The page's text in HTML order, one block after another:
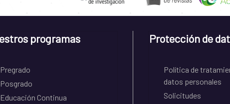
programas
Pregrado
Posgrado
Educación Continua
Protección de
Política de
datos personales
Solicitudes